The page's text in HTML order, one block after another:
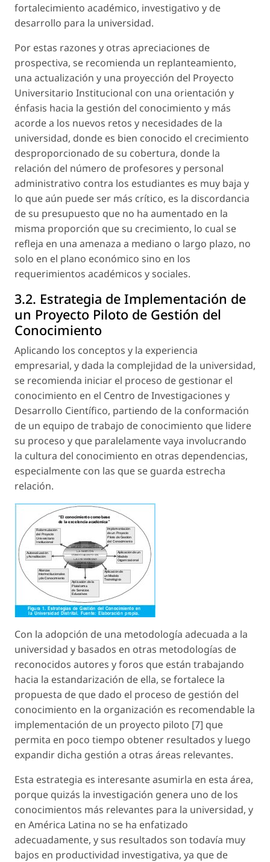
fortalecimiento académico, investigativo y de
desarrollo para la universidad.
Por estas razones y otras apreciaciones de
prospectiva, se recomienda un replanteamiento,
una actualización y una proyección del Proyecto
Universitario Institucional con una orientación y
énfasis hacia la gestión del conocimiento y más
acorde a los nuevos retos y necesidades de la
universidad, donde es bien conocido el crecimiento
desproporcionado de su cobertura, donde la
relación del número de profesores y personal
administrativo contra los estudiantes es muy baja y
lo que aún puede ser más crítico, es la discordancia
de su presupuesto que no ha aumentado en la
misma proporción que su crecimiento, lo cual se
refleja en una amenaza a mediano o largo plazo, no
solo en el plano económico sino en los
requerimientos académicos y sociales.
3.2. Estrategia de Implementación de
un Proyecto Piloto de Gestión del
Conocimiento
Aplicando los conceptos y la experiencia
empresarial, y dada la complejidad de la universidad,
se recomienda iniciar el proceso de gestionar el
conocimiento en el Centro de Investigaciones y
Desarrollo Científico, partiendo de la conformación
de un equipo de trabajo de conocimiento que lidere
su proceso y que paralelamente vaya involucrando
la cultura del conocimiento en otras dependencias,
especialmente con las que se guarda estrecha
relación.
Con la adopción de una metodología adecuada a la
universidad y basados en otras metodologías de
reconocidos autores y foros que están trabajando
hacia la estandarización de ella, se fortalece la
propuesta de que dado el proceso de gestión del
conocimiento en la organización es recomendable la
implementación de un proyecto piloto [7] que
permita en poco tiempo obtener resultados y luego
expandir dicha gestión a otras áreas relevantes.
Esta estrategia es interesante asumirla en esta área,
porque quizás la investigación genera uno de los
conocimientos más relevantes para la universidad, y
en América Latina no se ha enfatizado
adecuadamente, y sus resultados son todavía muy
bajos en productividad investigativa, ya que de